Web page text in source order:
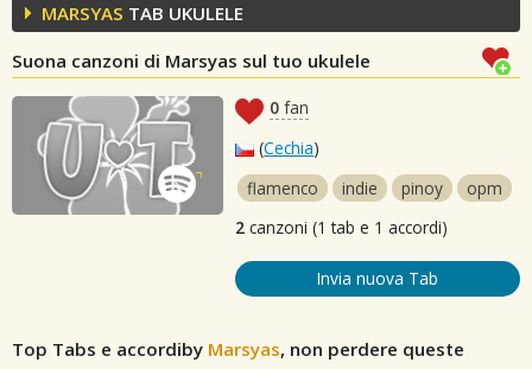
MARSYAS TAB UKULELE
Suona canzoni di Marsyas sul tuo ukulele
0 fan
(Cechia)
flamenco
indie pinoy
opm
2 canzoni (1 tab e 1 accordi)
Invia nuova Tab
Top Tabs e accordiby Marsyas, non perdere queste